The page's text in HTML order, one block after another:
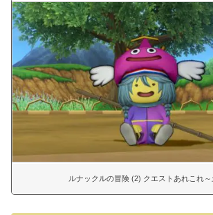
ルナックルの冒険 (2) クエストあれこれ～